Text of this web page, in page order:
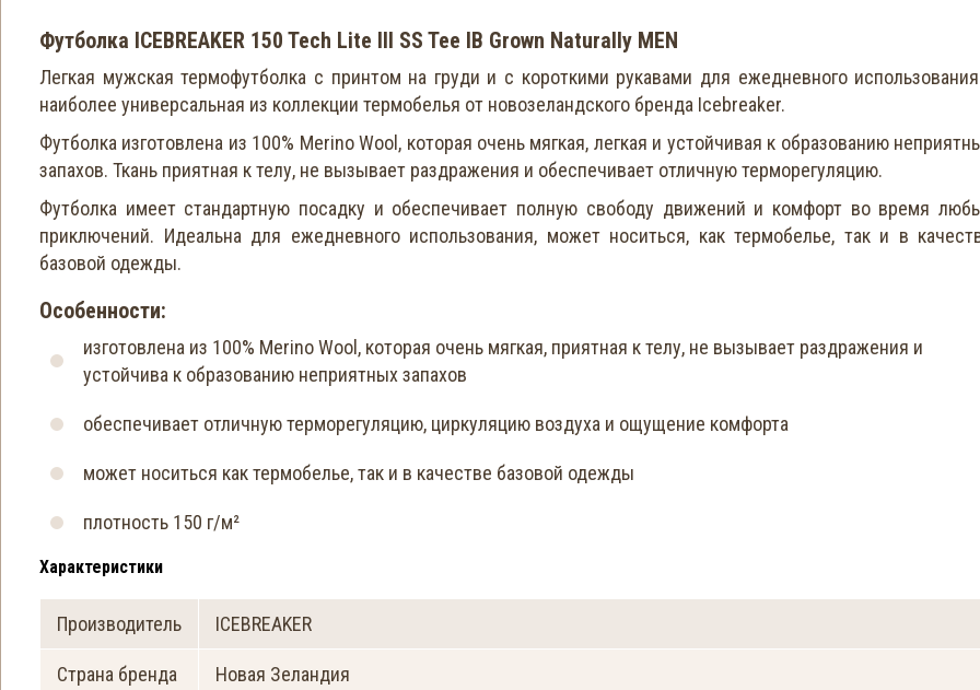
Футболка ICEBREAKER 150 Tech Lite III SS Tee IB Grown Naturally MEN
Легкая мужская термофутболка с принтом на груди и с короткими рукавами для ежедневного
наиболее универсальная из коллекции термобелья от новозеландского бренда Icebreaker.
Футболка изготовлена из 100% Merino Wool, которая очень мягкая, легкая и устойчивая к образованию
запахов. Ткань приятная к телу, не вызывает раздражения и обеспечивает отличную терморегуляцию.
Футболка имеет стандартную посадку и обеспечивает полную свободу движений и комфорт во время
приключений. Идеальна для ежедневного использования, может носиться, как термобелье, так и в
базовой одежды.
Особенности:
изготовлена из 100% Merino Wool, которая очень мягкая, приятная к телу, не вызывает раздражения и
устойчива к образованию неприятных запахов
обеспечивает отличную терморегуляцию, циркуляцию воздуха и ощущение комфорта
может носиться как термобелье, так и в качестве базовой одежды
плотность 150 г/м²
Характеристики
Производитель ICEBREAKER
Страна бренда Новая Зеландия